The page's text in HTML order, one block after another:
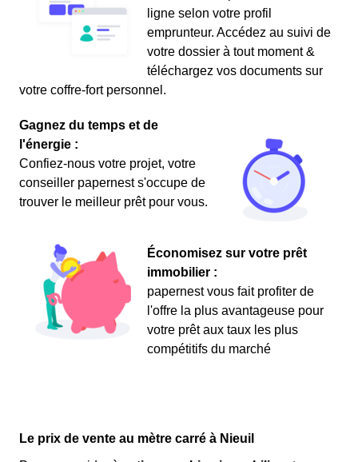
ligne selon votre profil
emprunteur. Accédez au suivi de
votre dossier à tout moment &
téléchargez vos documents sur
votre coffre-fort personnel.
Gagnez du temps et de
l'énergie :
Confiez-nous votre projet, votre
conseiller papernest s'occupe de
trouver le meilleur prêt pour vous.
Économisez sur votre prêt
immobilier :
papernest vous fait profiter de
l'offre la plus avantageuse pour
votre prêt aux taux les plus
compétitifs du marché
Le prix de vente au mètre carré à Nieuil